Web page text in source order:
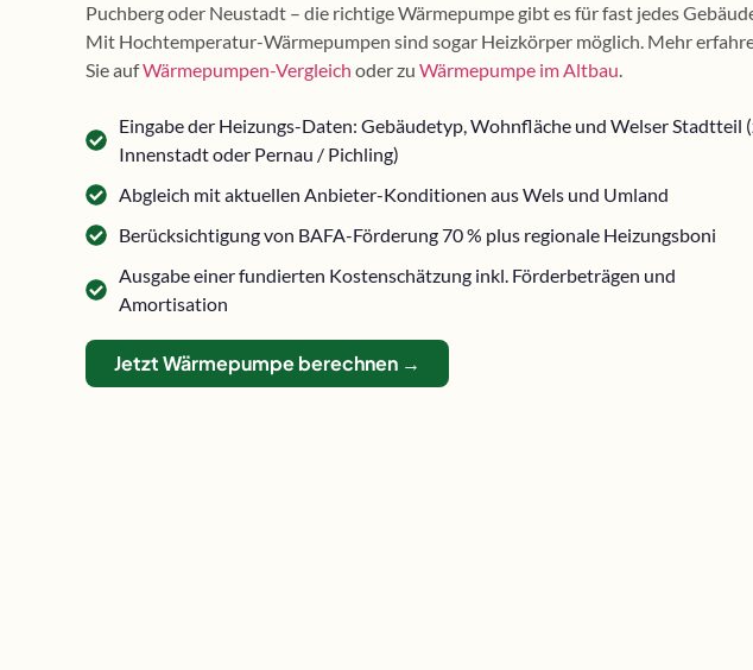
Puchberg oder Neustadt – die richtige Wärmepumpe gibt es für fast jedes
Mit Hochtemperatur-Wärmepumpen sind sogar Heizkörper möglich. Mehr
Sie aufWärmepumpen-Vergleich oder zu Wärmepumpe im Altbau.
Eingabe der Heizungs-Daten: Gebäudetyp, Wohnfläche und Welser Stadtteil
Innenstadt oder Pernau / Pichling)
Abgleich mit aktuellen Anbieter-Konditionen aus Wels und Umland
Berücksichtigung von BAFA-Förderung 70 % plus regionale Heizungsboni
Ausgabe einer fundierten Kostenschätzung inkl. Förderbeträgen und
Amortisation
Jetzt Wärmepumpe berechnen →